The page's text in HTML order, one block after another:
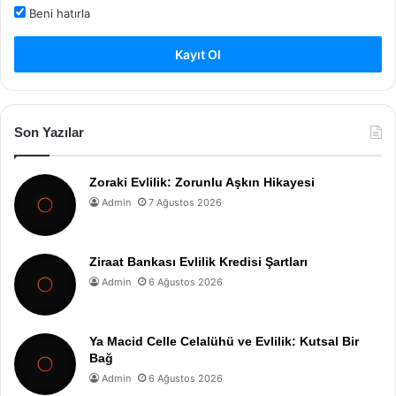
Beni hatırla
Kayıt Ol
Son Yazılar
Zoraki Evlilik: Zorunlu Aşkın Hikayesi
Admin 7 Ağustos 2026
Ziraat Bankası Evlilik Kredisi Şartları
Admin 6 Ağustos 2026
Ya Macid Celle Celalühü ve Evlilik: Kutsal Bir
Bağ
Admin 6 Ağustos 2026